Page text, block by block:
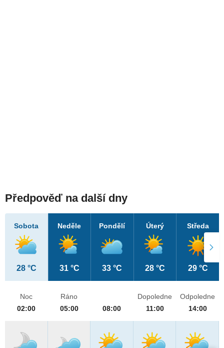
Předpověď na další dny
Sobota
28 °C
Neděle
31 °C
Pondělí
33 °C
Úterý
28 °C
Středa
29 °C
Noc
02:00
Ráno
05:00
08:00
Dopoledne
11:00
Odpoledne
14:00